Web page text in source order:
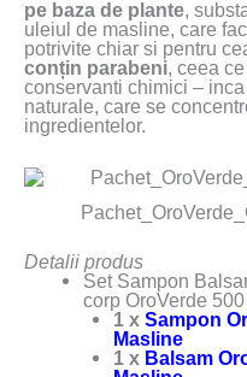
pe baza de plante,
uleiul de masline, care
potrivite chiar si pentru
conțin parabeni, ceea
conservanti chimici –
naturale, care se
ingredientelor.
Detalii produs
Set Sampon
corp OroVerde
1 x Sampon
Masline
1 x Balsam